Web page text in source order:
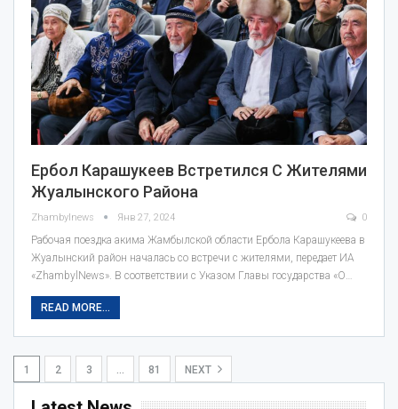
Ербол Карашукеев Встретился С Жителями
Жуалынского Района
Zhambylnews Янв 27, 2024 0
Рабочая поездка акима Жамбылской области Ербола Карашукеева в
Жуалынский район началась со встречи с жителями, передает ИА
«ZhambylNews». В соответствии с Указом Главы государства «О…
READ MORE...
1 2 3 … 81 NEXT